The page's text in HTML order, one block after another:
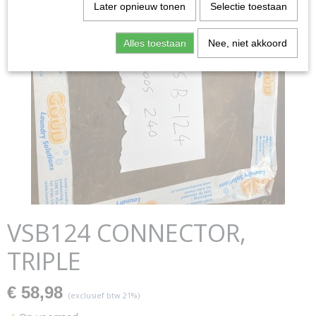
VSB124 CONNECTOR,
TRIPLE
€ 58,98 (exclusief btw 21%)
Later opnieuw tonen Selectie toestaan
Alles toestaan Nee, niet akkoord